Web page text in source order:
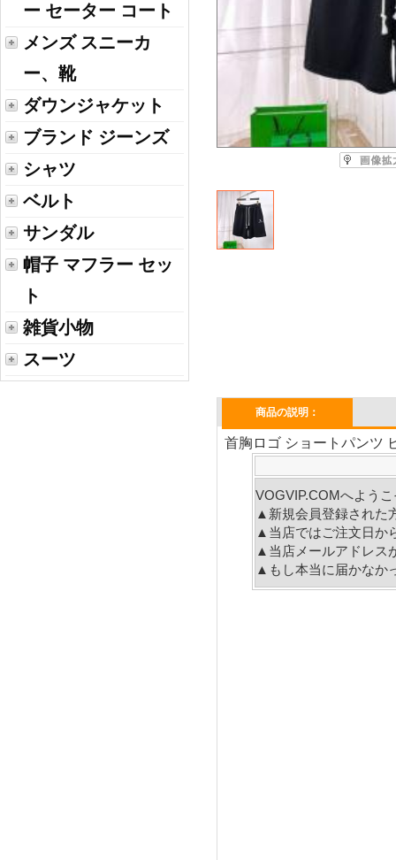
ー セーター コート
メンズ スニーカ
ー、靴
ダウンジャケット
ブランド ジーンズ
シャツ
ベルト
サンダル
帽子 マフラー セッ
ト
雑貨小物
スーツ
商品の説明：
首胸ロゴ ショートパンツ
VOGVIP.COMへよう
▲新規会員登録された
▲当店ではご注文日か
▲当店メールアドレス
▲もし本当に届かなか